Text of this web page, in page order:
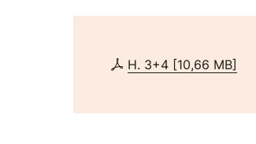
H. 3+4 [10,66 MB]